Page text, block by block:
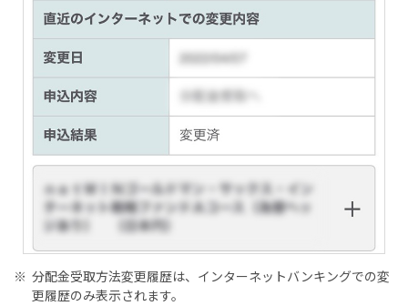
※ 分配金受取方法変更履歴は、インターネットバンキングでの変
更履歴のみ表示されます。